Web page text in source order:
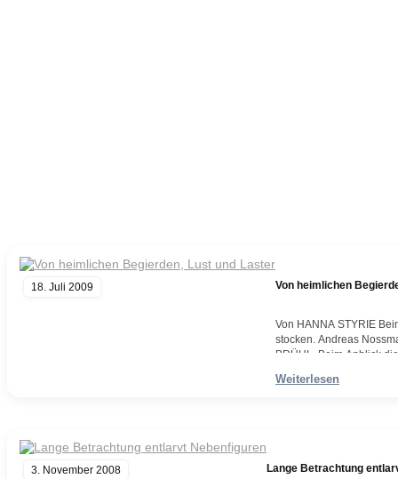
18. Juli 2009 Von heimlichen
Von HANNA STYRIE
stocken. Andreas
BRÜHL. Beim Anblick
frivolen und
Weiterlesen
3. November 2008 Lange Betrachtung